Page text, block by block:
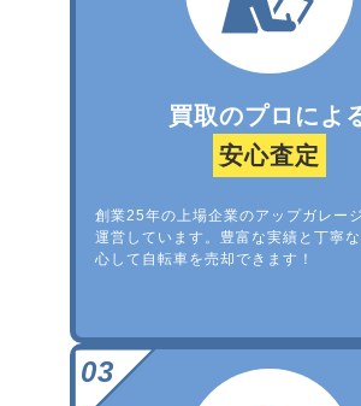
買取のプロによ
安心査定
創業25年の上場企業のアップガレー
運営しています。豊富な実績と丁寧
心して自転車を売却できます！